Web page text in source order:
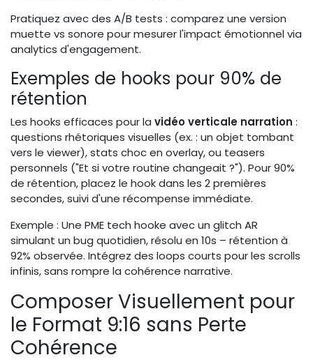
Pratiquez avec des A/B tests : comparez une version
muette vs sonore pour mesurer l'impact émotionnel via
analytics d'engagement.
Exemples de hooks pour 90% de
rétention
Les hooks efficaces pour la vidéo verticale narration :
questions rhétoriques visuelles (ex. : un objet tombant
vers le viewer), stats choc en overlay, ou teasers
personnels ("Et si votre routine changeait ?"). Pour 90%
de rétention, placez le hook dans les 2 premières
secondes, suivi d'une récompense immédiate.
Exemple : Une PME tech hooke avec un glitch AR
simulant un bug quotidien, résolu en 10s – rétention à
92% observée. Intégrez des loops courts pour les scrolls
infinis, sans rompre la cohérence narrative.
Composer Visuellement pour
le Format 9:16 sans Perte
Cohérence